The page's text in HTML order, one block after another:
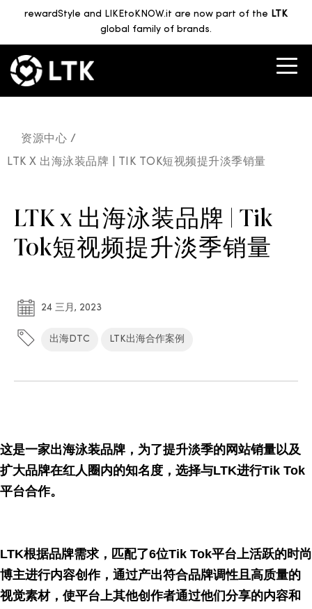
rewardStyle and LIKEtoKNOW.it are now part of the LTK
global family of brands.
资源中心 /
LTK X 出海泳装品牌 | TIK TOK短视频提升淡季销量
LTK x 出海泳装品牌 | Tik
Tok短视频提升淡季销量
24 三月, 2023
出海DTC LTK出海合作案例
这是一家出海泳装品牌，为了提升淡季的网站销量以及
扩大品牌在红人圈内的知名度，选择与LTK进行Tik Tok
平台合作。
LTK根据品牌需求，匹配了6位Tik Tok平台上活跃的时尚
博主进行内容创作，通过产出符合品牌调性且高质量的
视觉素材，使平台上其他创作者通过他们分享的内容和